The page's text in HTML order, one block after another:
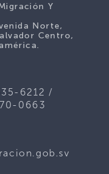
Y
Norte,
Centro,
6212 /
0663